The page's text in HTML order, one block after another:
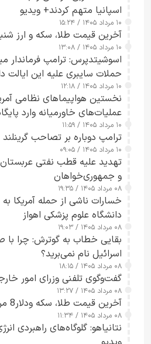
اسپانیا متهم کردند+ ویدیو
۱۰ مرداد ۱۴۰۵ / ۱۵:۲۴
آخرین قیمت طلا، سکه و ارز شنبه 10 مرداد+
۱۰ مرداد ۱۴۰۵ / ۱۳:۰۸
اسوشیتدپرس: ترامپ فرماندار
حملات سایبری علیه این ایالت
ارائه نکرد
۱۰ مرداد ۱۴۰۵ / ۱۲:۱۸
نخستین هواپیماهای نظامی
عملیات‌های خاورمیانه وارد
شدند
۱۰ مرداد ۱۴۰۵ / ۱۱:۵۹
ترامپ دوباره بر تصاحب گرینلند
۱۰ مرداد ۱۴۰۵ / ۰۹:۰۵
تهدید علیه قطب نفتی
و جمهوری‌خواهان
۰۸ مرداد ۱۴۰۵ / ۱۹:۳۵
خسارات ناشی از حمله آمریکا
دانشگاه علوم پزشکی اهواز
۰۸ مرداد ۱۴۰۵ / ۱۹:۰۳
بقایی خطاب به گوترش: چرا با
اسرائیل نام نمی‌برید؟
۰۸ مرداد ۱۴۰۵ / ۱۸:۱۵
گفت‌وگوی تلفنی وزرای امور
۰۸ مرداد ۱۴۰۵ / ۱۳:۲۷
آخرین قیمت طلا، سکه ودلار8 مرداد1405
۰۸ مرداد ۱۴۰۵ / ۱۱:۳۴
نتانیاهو: گلوگاه‌های راهبردی